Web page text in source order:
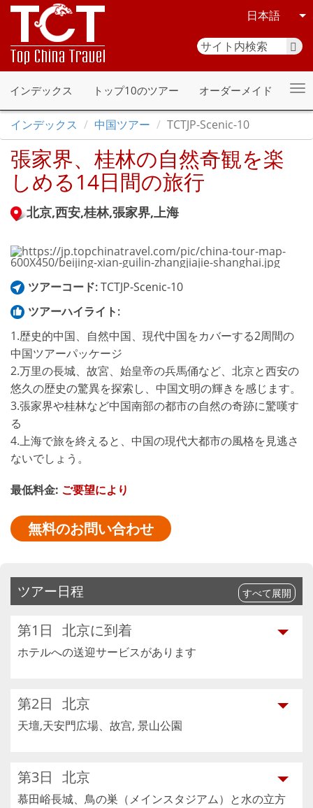
日本語
インデックス トップ10のツアー オーダーメイド
インデックス 中国ツアー TCTJP-Scenic-10
張家界、桂林の自然奇観を楽
しめる14日間の旅行
北京,西安,桂林,張家界,上海
ツアーコード:TCTJP-Scenic-10
ツアーハイライト:
1.歴史的中国、自然中国、現代中国をカバーする2周間の
中国ツアーパッケージ
2.万里の長城、故宮、始皇帝の兵馬俑など、北京と西安の
悠久の歴史の驚異を探索し、中国文明の輝きを感じます。
3.張家界や桂林など中国南部の都市の自然の奇跡に驚嘆す
る
4.上海で旅を終えると、中国の現代大都市の風格を見逃さ
ないでしょう。
最低料金: ご要望により
無料のお問い合わせ
ツアー日程 すべて展開
第1日 北京に到着
ホテルへの送迎サービスがあります
第2日 北京
天壇,天安門広場、故宫, 景山公園
第3日 北京
慕田峪長城、鳥の巣（メインスタジアム）と水の立方